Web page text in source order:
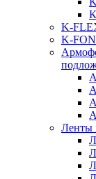
K-
K-
Ленты